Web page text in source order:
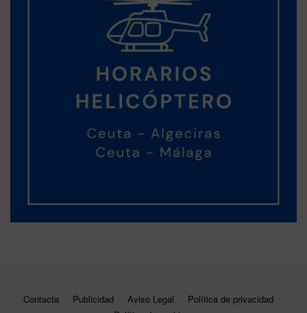
Contacta Publicidad Aviso Legal
Política de privacidad